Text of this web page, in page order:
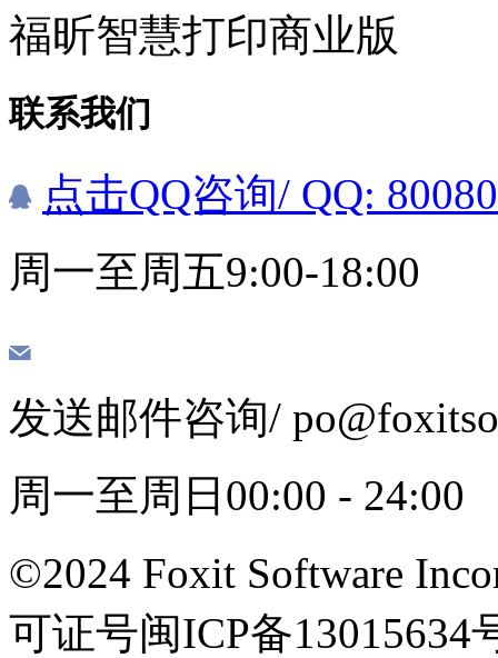
福昕智慧打印商业版
联系我们
点击QQ咨询/ QQ:
周一至周五9:00-18:00
发送邮件咨询/
周一至周日00:00 - 24:00
©2024 Foxit Software
可证号闽ICP备